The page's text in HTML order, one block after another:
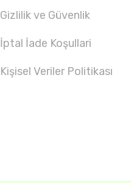
Gizlilik ve Güvenlik
İptal İade Koşullari
Kişisel Veriler Politikası